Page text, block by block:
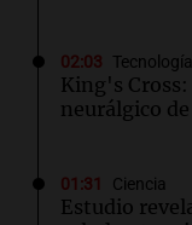
02:03 Tecnología
King's
neurálgico
01:31 Ciencia
Estudio